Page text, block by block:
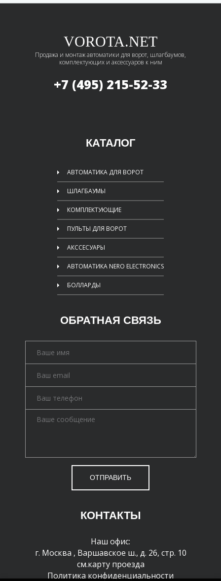
VOROTA.NET
Продажа и монтаж автоматики для ворот, шлагбаумов,
комплектующих и аксессуаров к ним
+7 (495) 215-52-33
КАТАЛОГ
АВТОМАТИКА ДЛЯ ВОРОТ
ШЛАГБАУМЫ
КОМПЛЕКТУЮЩИЕ
ПУЛЬТЫ ДЛЯ ВОРОТ
АКССЕСУАРЫ
АВТОМАТИКА NERO ELECTRONICS
БОЛЛАРДЫ
ОБРАТНАЯ СВЯЗЬ
ОТПРАВИТЬ
КОНТАКТЫ
Наш офис:
г. Москва , Варшавское ш., д. 26, стр. 10
см.карту проезда
Политика конфиденциальности